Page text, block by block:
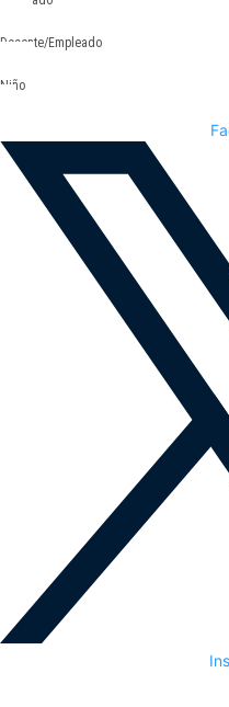
Docente/Empleado
Niño